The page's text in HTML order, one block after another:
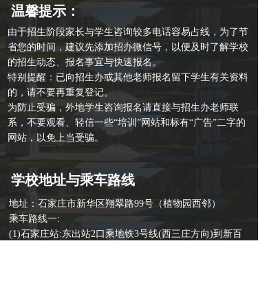
学校地址与乘车路线
地址：石家庄市新华区翔翠路99号（植物园西邻）
乘车路线一:
(1)石家庄站:东出站2口乘地铁3号线(西三庄方向)到新百
温馨提示：
由于招生阶段家长与学生咨询较多电话容易占线，为了节
省您的时间，建议先添加招办微信号，以便及时了解学校
的招生动态、报名事宜与快速报名。
特别提醒：已向招生办或其他老师报名留下学生有关资料
的，请不要再重复登记。
为防止受骗，外地学生咨询报名请直接与招生办老师联
系，不要观看、轻信一些“培训”网站和标有“广告”二字的
网站，以免上当受骗。